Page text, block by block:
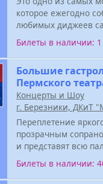
которое ежегодно
любимых диджеев
Билеты в наличии: 1
Большие
Пермского
Концерты и Шоу
г. Березники, ДКиТ
Переплетение
прозрачным
и представят всю
Билеты в наличии: